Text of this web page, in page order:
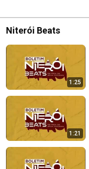
Niterói Beats
1:25
1:21